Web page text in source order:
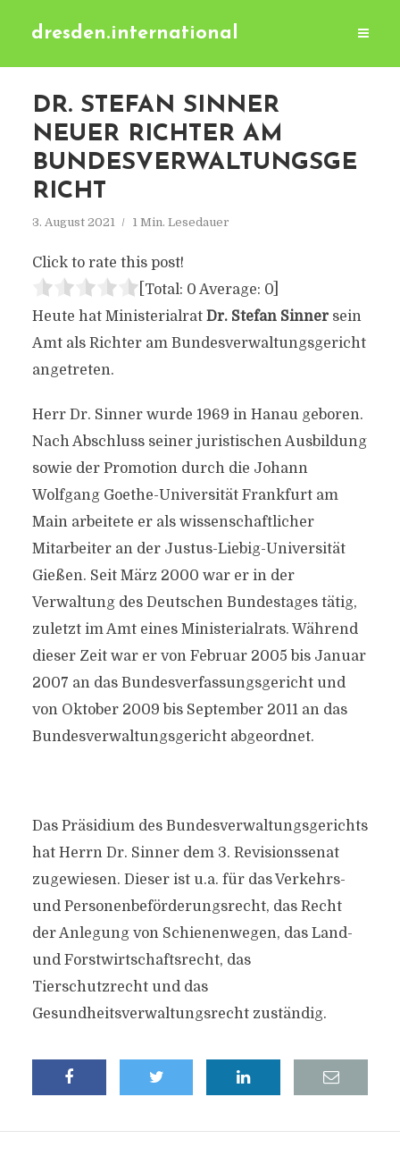
dresden.international
DR. STEFAN SINNER
NEUER RICHTER AM
BUNDESVERWALTUNGSGE
RICHT
3. August 2021 1 Min. Lesedauer
Click to rate this post!
[Total: 0 Average: 0]
Heute hat Ministerialrat Dr. Stefan Sinner sein
Amt als Richter am Bundesverwaltungsgericht
angetreten.
Herr Dr. Sinner wurde 1969 in Hanau geboren.
Nach Abschluss seiner juristischen Ausbildung
sowie der Promotion durch die Johann
Wolfgang Goethe-Universität Frankfurt am
Main arbeitete er als wissenschaftlicher
Mitarbeiter an der Justus-Liebig-Universität
Gießen. Seit März 2000 war er in der
Verwaltung des Deutschen Bundestages tätig,
zuletzt im Amt eines Ministerialrats. Während
dieser Zeit war er von Februar 2005 bis Januar
2007 an das Bundesverfassungsgericht und
von Oktober 2009 bis September 2011 an das
Bundesverwaltungsgericht abgeordnet.
Das Präsidium des Bundesverwaltungsgerichts
hat Herrn Dr. Sinner dem 3. Revisionssenat
zugewiesen. Dieser ist u.a. für das Verkehrs-
und Personenbeförderungsrecht, das Recht
der Anlegung von Schienenwegen, das Land-
und Forstwirtschaftsrecht, das
Tierschutzrecht und das
Gesundheitsverwaltungsrecht zuständig.